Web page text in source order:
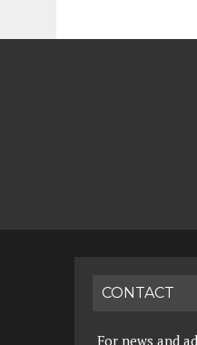
CONTACT
For news and